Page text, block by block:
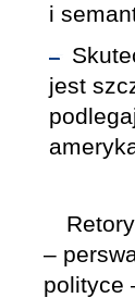
i
jest
–
polityce